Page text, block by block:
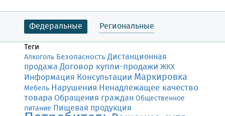
Федеральные Региональные
Теги
Алкоголь БезопасностьДистанционная
продажа Договор купли-продажи ЖКХ
Информация Консультации Маркировка
Мебель Нарушения Ненадлежащее качество
товара Обращения граждан Общественное
питание Пищевая продукция